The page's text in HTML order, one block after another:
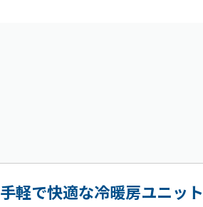
手軽で快適な冷暖房ユニット